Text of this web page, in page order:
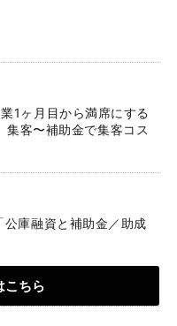
1ヶ月目から満席にする
集客〜補助金で集客コス
庫融資と補助金／助成
こちら